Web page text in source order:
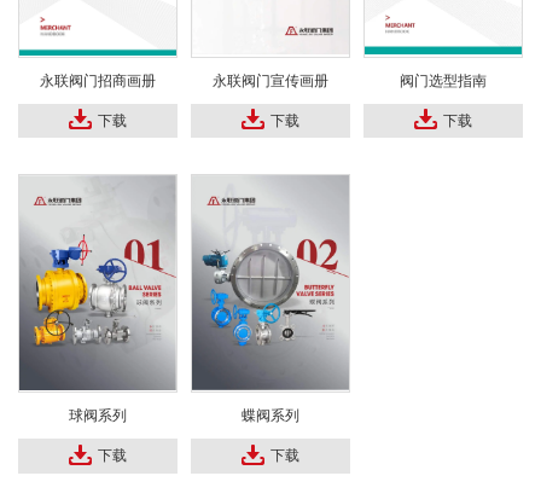
永联阀门招商画册
下载
永联阀门宣传画册
下载
阀门选型指南
下载
球阀系列
下载
蝶阀系列
下载